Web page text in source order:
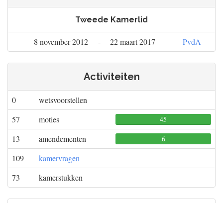
Tweede Kamerlid
8 november 2012 - 22 maart 2017 PvdA
Activiteiten
0
wetsvoorstellen
57
moties 45
13 amendementen 6
109
kamervragen
73
kamerstukken